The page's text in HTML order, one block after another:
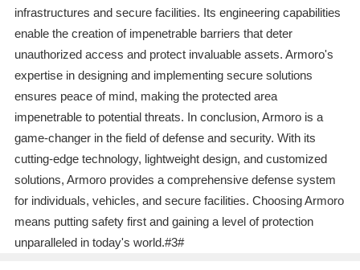
infrastructures and secure facilities. Its engineering capabilities
enable the creation of impenetrable barriers that deter
unauthorized access and protect invaluable assets. Armoro's
expertise in designing and implementing secure solutions
ensures peace of mind, making the protected area
impenetrable to potential threats. In conclusion, Armoro is a
game-changer in the field of defense and security. With its
cutting-edge technology, lightweight design, and customized
solutions, Armoro provides a comprehensive defense system
for individuals, vehicles, and secure facilities. Choosing Armoro
means putting safety first and gaining a level of protection
unparalleled in today's world.#3#